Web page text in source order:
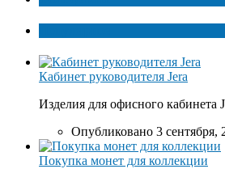
Кабинет руководителя Jera
Изделия для офисного кабинета
Опубликовано 3 сентября,
Покупка монет для коллекции